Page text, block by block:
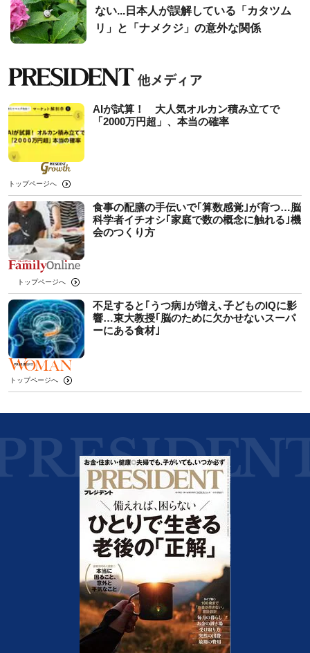
ない...日本人が誤解している「カタツム
リ」と「ナメクジ」の意外な関係
AIが試算！ 大人気オルカン積み立てで
「2000万円超」、本当の確率
トップページへ
食事の配膳の手伝いで｢算数感覚｣が育つ…脳
科学者イチオシ｢家庭で数の概念に触れる｣機
会のつくり方
トップページへ
不足すると｢うつ病｣が増え､子どものIQに影
響…東大教授｢脳のために欠かせないスーパ
ーにある食材｣
トップページへ